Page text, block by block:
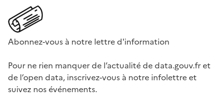
Abonnez-vous à notre lettre d'information
Pour ne rien manquer de l’actualité de data.gouv.fr et
de l’open data, inscrivez-vous à notre infolettre et
suivez nos événements.